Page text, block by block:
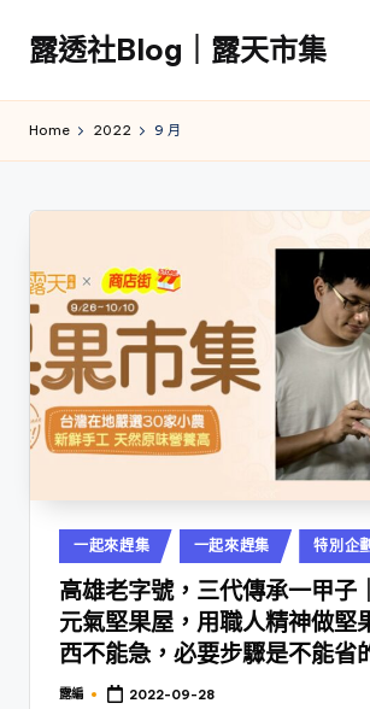
Skip
content
露透社Blog｜露天市集
社
市
集
Home 2022 9 月
Posted
in
一起來趕集 一起來趕集 特別企劃
高雄老字號，三代傳承一甲子
元氣堅果屋，用職人精神做堅
西不能急，必要步驟是不能省
Posted
露編 2022-09-28